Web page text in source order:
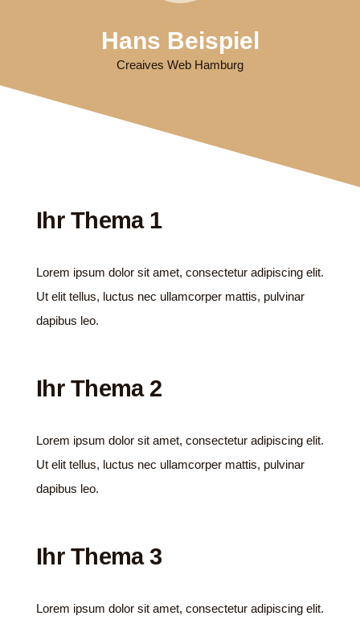
Hans Beispiel
Creaives Web Hamburg
Ihr Thema 1
Lorem ipsum dolor sit amet, consectetur adipiscing elit.
Ut elit tellus, luctus nec ullamcorper mattis, pulvinar
dapibus leo.
Ihr Thema 2
Lorem ipsum dolor sit amet, consectetur adipiscing elit.
Ut elit tellus, luctus nec ullamcorper mattis, pulvinar
dapibus leo.
Ihr Thema 3
Lorem ipsum dolor sit amet, consectetur adipiscing elit.